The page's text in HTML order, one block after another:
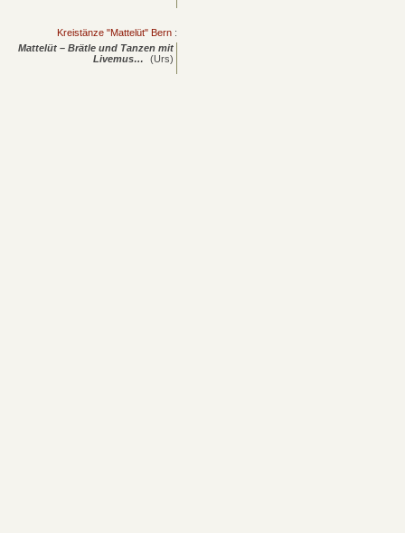
Kreistänze "Mattelüt" Bern :
Mattelüt – Brätle und Tanzen mit
Livemus…
(Urs)